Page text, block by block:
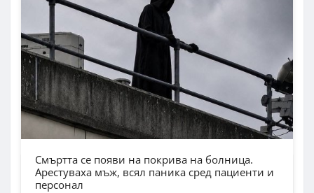
Смъртта се появи на покрива на болница.
Арестуваха мъж, всял паника сред пациенти и
персонал